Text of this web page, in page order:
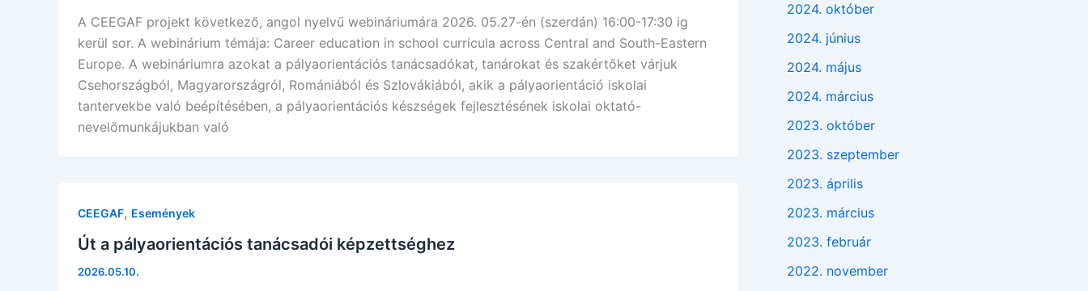
A CEEGAF projekt következő, angol nyelvű webináriumára 2026. 05.27-én (szerdán) 16:00-17:30 ig
kerül sor. A webinárium témája: Career education in school curricula across Central and South-Eastern
Europe. A webináriumra azokat a pályaorientációs tanácsadókat, tanárokat és szakértőket várjuk
Csehországból, Magyarországról, Romániából és Szlovákiából, akik a pályaorientáció iskolai
tantervekbe való beépítésében, a pályaorientációs készségek fejlesztésének iskolai oktató-
nevelőmunkájukban való
CEEGAF, Események
Út a pályaorientációs tanácsadói képzettséghez
2026.05.10.
2024. október
2024. június
2024. május
2024. március
2023. október
2023. szeptember
2023. április
2023. március
2023. február
2022. november